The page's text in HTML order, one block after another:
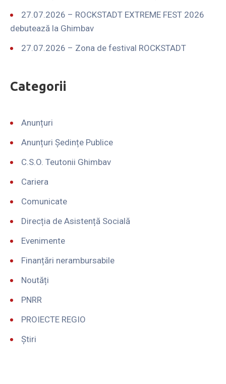
27.07.2026 – ROCKSTADT EXTREME FEST 2026
debutează la Ghimbav
27.07.2026 – Zona de festival ROCKSTADT
Categorii
Anunțuri
Anunțuri Ședințe Publice
C.S.O. Teutonii Ghimbav
Cariera
Comunicate
Direcția de Asistență Socială
Evenimente
Finanțări nerambursabile
Noutăți
PNRR
PROIECTE REGIO
Știri